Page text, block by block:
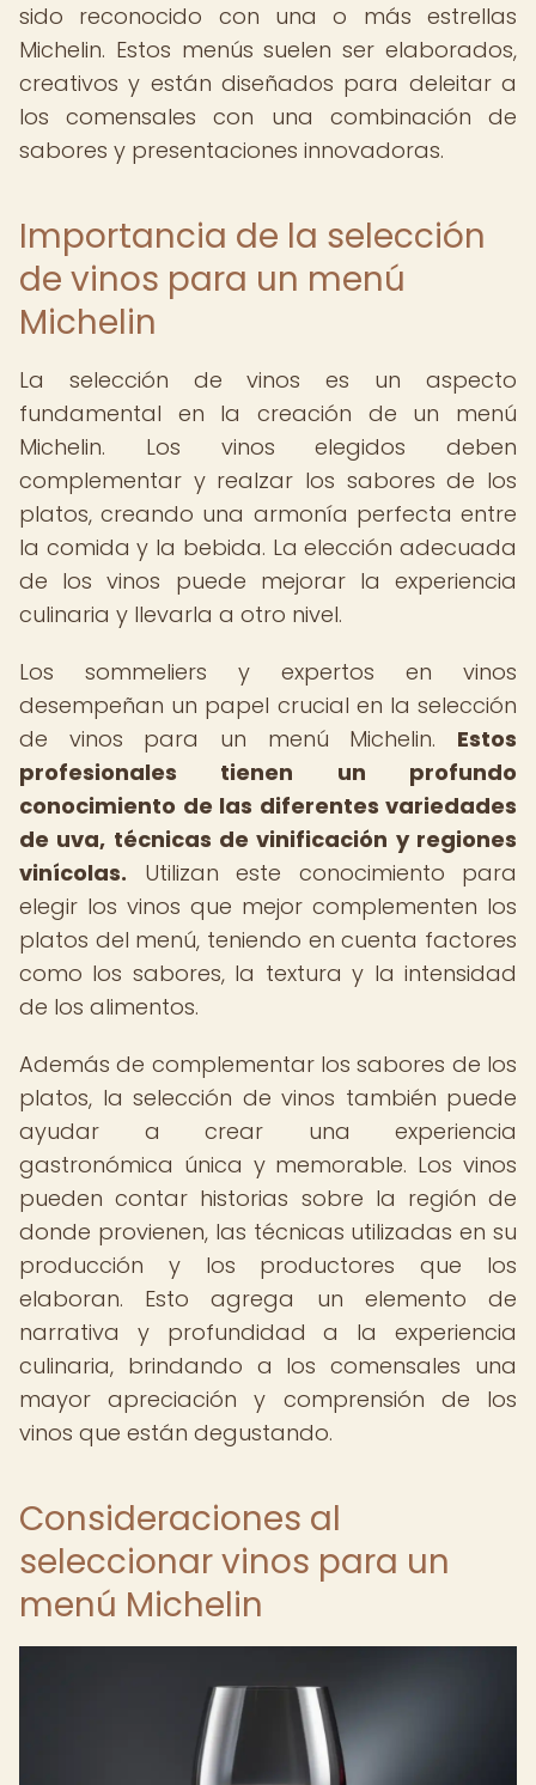
sido reconocido con una o más estrellas
Michelin. Estos menús suelen ser elaborados,
creativos y están diseñados para deleitar a
los comensales con una combinación de
sabores y presentaciones innovadoras.
Importancia de la selección
de vinos para un menú
Michelin
La selección de vinos es un aspecto
fundamental en la creación de un menú
Michelin. Los vinos elegidos deben
complementar y realzar los sabores de los
platos, creando una armonía perfecta entre
la comida y la bebida. La elección adecuada
de los vinos puede mejorar la experiencia
culinaria y llevarla a otro nivel.
Los sommeliers y expertos en vinos
desempeñan un papel crucial en la selección
de vinos para un menú Michelin. Estos
profesionales tienen un profundo
conocimiento de las diferentes variedades
de uva, técnicas de vinificación y regiones
vinícolas. Utilizan este conocimiento para
elegir los vinos que mejor complementen los
platos del menú, teniendo en cuenta factores
como los sabores, la textura y la intensidad
de los alimentos.
Además de complementar los sabores de los
platos, la selección de vinos también puede
ayudar a crear una experiencia
gastronómica única y memorable. Los vinos
pueden contar historias sobre la región de
donde provienen, las técnicas utilizadas en su
producción y los productores que los
elaboran. Esto agrega un elemento de
narrativa y profundidad a la experiencia
culinaria, brindando a los comensales una
mayor apreciación y comprensión de los
vinos que están degustando.
Consideraciones al
seleccionar vinos para un
menú Michelin